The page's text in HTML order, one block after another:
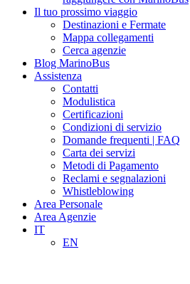
Il tuo prossimo viaggio
Destinazioni e Fermate
Mappa collegamenti
Cerca agenzie
Blog MarinoBus
Assistenza
Contatti
Modulistica
Certificazioni
Condizioni di servizio
Domande frequenti | FAQ
Carta dei servizi
Metodi di Pagamento
Reclami e segnalazioni
Whistleblowing
Area Personale
Area Agenzie
IT
EN